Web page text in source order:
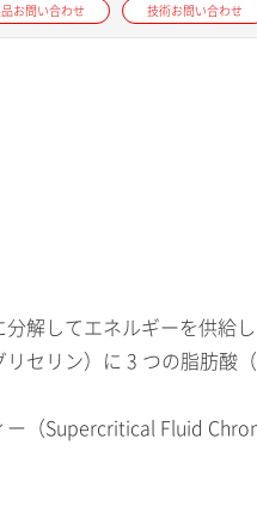
お問い合わせ 技術お問い合わせ
解してエネルギーを供給し
セリン）に 3 つの脂肪酸
（Supercritical Fluid